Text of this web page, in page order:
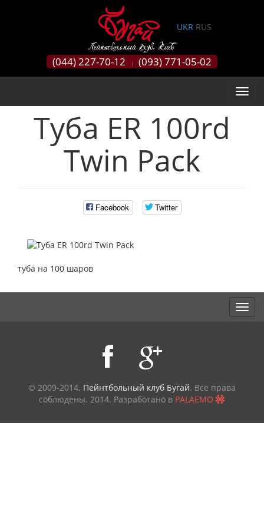
UKR RUS
(044) 227-70-12 | (093) 771-05-02
Туба ER 100rd
Twin Pack
Facebook Twitter
туба на 100 шаров
© 2009-2014. Пейнтбольный клуб Бугай. Все права
соблюдены. 2014. Разработано в PALAEMO